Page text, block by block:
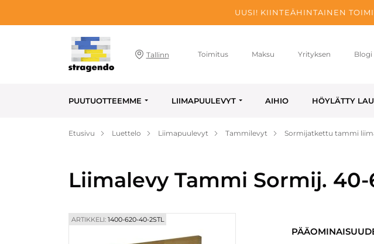
UUSI! KIINTEÄHINTAINEN
Tallinn Toimitus Maksu Yrityksen Blogi
PUUTUOTTEEMME LIIMAPUULEVYT AIHIO HÖYLÄTTY
Etusivu Luettelo Liimapuulevyt Tammilevyt Sormijatkettu tammi
Liimalevy Tammi Sormij. 40-
ARTIKKELI: 1400-620-40-2STL